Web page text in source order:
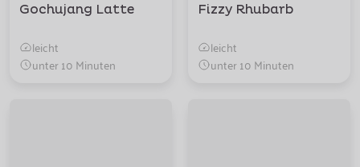
Gochujang Latte
leicht
unter 10 Minuten
Fizzy Rhubarb
leicht
unter 10 Minuten